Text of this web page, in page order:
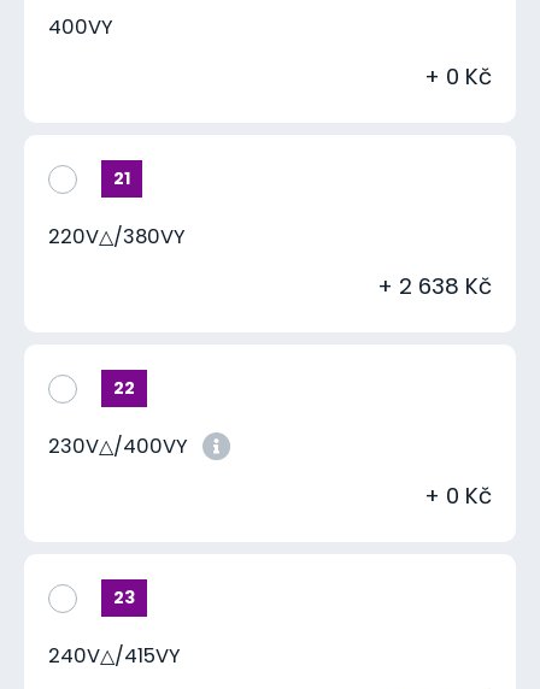
400VY
+ 0 Kč
21
220V△/380VY
+ 2 638 Kč
22
230V△/400VY
+ 0 Kč
23
240V△/415VY